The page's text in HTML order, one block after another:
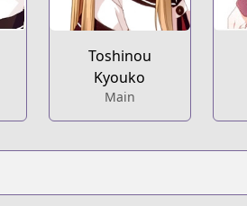
Toshinou
Kyouko
Main